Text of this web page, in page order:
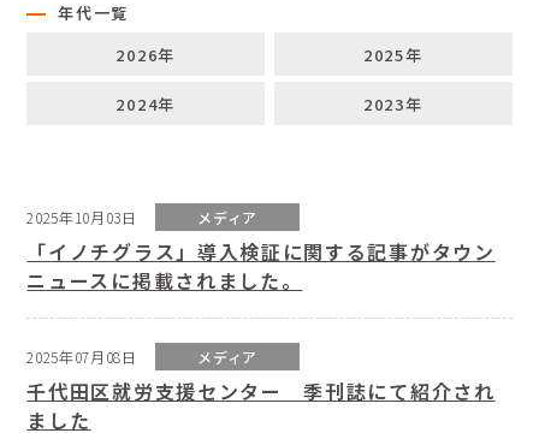
年代一覧
2026年
2025年
2024年 2023年
2025年10月03日 メディア
「イノチグラス」導入検証に関する記事がタウン
ニュースに掲載されました。
2025年07月08日 メディア
千代田区就労支援センター 季刊誌にて紹介され
ました